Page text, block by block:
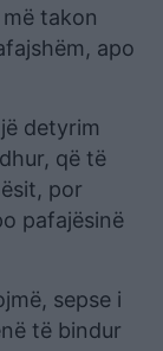
takon
apo
detyrim
që të
por
pafajësinë
sepse i
të bindur